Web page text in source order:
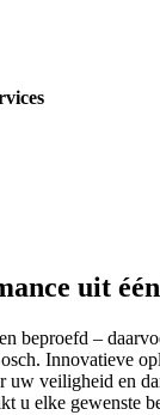
uit
beproefd –
Innovatieve
uw veiligheid en
u elke gewenste